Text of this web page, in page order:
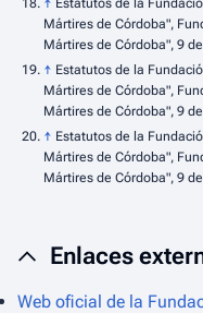
↑ Estatutos de la
Mártires de Córdoba",
Mártires de Córdoba", 9
↑ Estatutos de la
Mártires de Córdoba",
Mártires de Córdoba", 9
↑ Estatutos de la
Mártires de Córdoba",
Mártires de Córdoba", 9
Enlaces
Web oficial de la